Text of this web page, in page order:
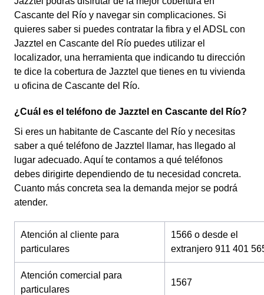
Cascante del Río y navegar sin complicaciones. Si
quieres saber si puedes contratar la fibra y el ADSL con
Jazztel en Cascante del Río puedes utilizar el
localizador, una herramienta que indicando tu dirección
te dice la cobertura de Jazztel que tienes en tu vivienda
u oficina de Cascante del Río.
¿Cuál es el teléfono de Jazztel en Cascante del Río?
Si eres un habitante de Cascante del Río y necesitas
saber a qué teléfono de Jazztel llamar, has llegado al
lugar adecuado. Aquí te contamos a qué teléfonos
debes dirigirte dependiendo de tu necesidad concreta.
Cuanto más concreta sea la demanda mejor se podrá
atender.
Atención al cliente para
particulares
1566 o desde el
extranjero 911 401
Atención comercial para
particulares
1567